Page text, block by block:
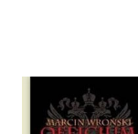
wspólnego życia
nieco